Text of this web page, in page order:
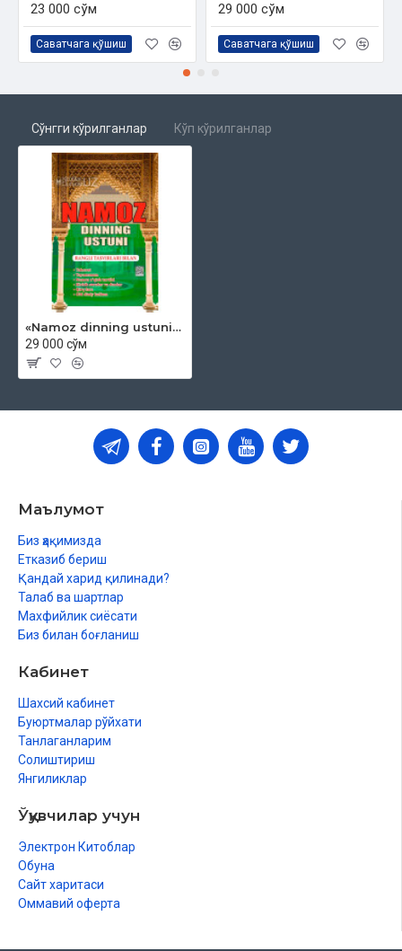
23 000 сўм
Саватчага қўшиш
29 000 сўм
Саватчага қўшиш
Сўнгги кўрилганлар Кўп кўрилганлар
«Namoz dinning ustuni» (Lotin alifbosida)
29 000 сўм
Маълумот
Биз ҳақимизда
Етказиб бериш
Қандай харид қилинади?
Талаб ва шартлар
Махфийлик сиёсати
Биз билан боғланиш
Кабинет
Шахсий кабинет
Буюртмалар рўйхати
Танлаганларим
Солиштириш
Янгиликлар
Ўқувчилар учун
Электрон Китоблар
Обуна
Сайт харитаси
Оммавий оферта